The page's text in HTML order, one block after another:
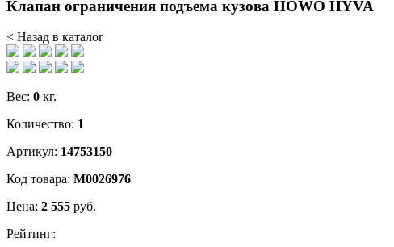
Клапан ограничения подъема кузова HOWO HYVA
< Назад в каталог
Вес: 0 кг.
Количество: 1
Артикул: 14753150
Код товара: М0026976
Цена: 2 555 руб.
Рейтинг: